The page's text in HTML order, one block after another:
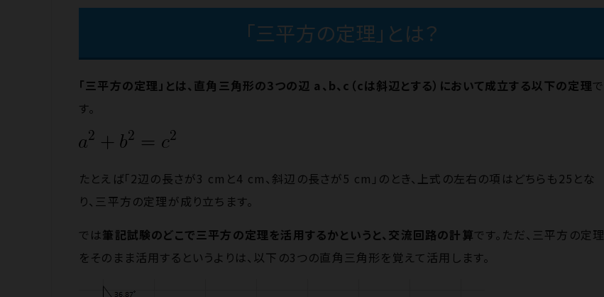
「三平方の定理」とは？
「三平方の定理」とは、直角三角形の3つの辺 a、b、c（cは斜辺とする）において成立する以下の定理で
す。
たとえば「2辺の長さが3 cmと4 cm、斜辺の長さが5 cm」のとき、上式の左右の項はどちらも25とな
り、三平方の定理が成り立ちます。
では筆記試験のどこで三平方の定理を活用するかというと、交流回路の計算です。 ただ、三平方の定理
をそのまま活用するというよりは、以下の3つの直角三角形を覚えて活用します。